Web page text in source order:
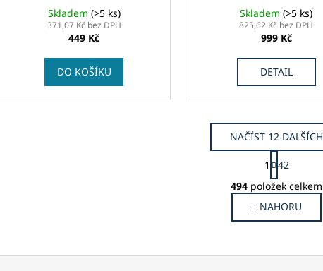
Skladem (>5 ks)
371,07 Kč bez DPH
449 Kč
DO KOŠÍKU
Skladem(>5 ks)
825,62 Kč bez DPH
999 Kč
DETAIL
O
v
l
á
a
NAČÍST 12 DALŠÍCH
S
t
r
á
n
k
1
42
494 položek celkem
NAHORU